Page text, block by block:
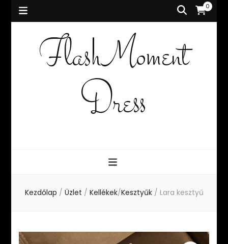
0
FlashMoment
Dress
Kezdőlap / Üzlet / Kellékek/Kesztyűk / Lara kesztyű